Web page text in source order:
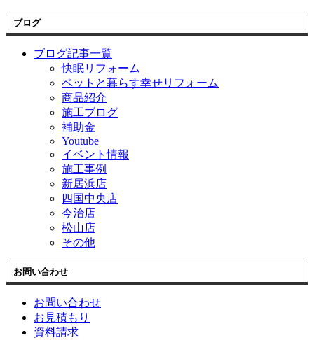
ブログ
ブログ記事一覧
快眠リフォーム
ペットと暮らす幸せリフォーム
商品紹介
施工ブログ
補助金
Youtube
イベント情報
施工事例
新居浜店
四国中央店
今治店
松山店
その他
お問い合わせ
お問い合わせ
お見積もり
資料請求